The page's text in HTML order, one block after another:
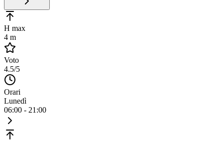
H max
4 m
Voto
4.5/5
Orari
Lunedì
06:00 - 21:00